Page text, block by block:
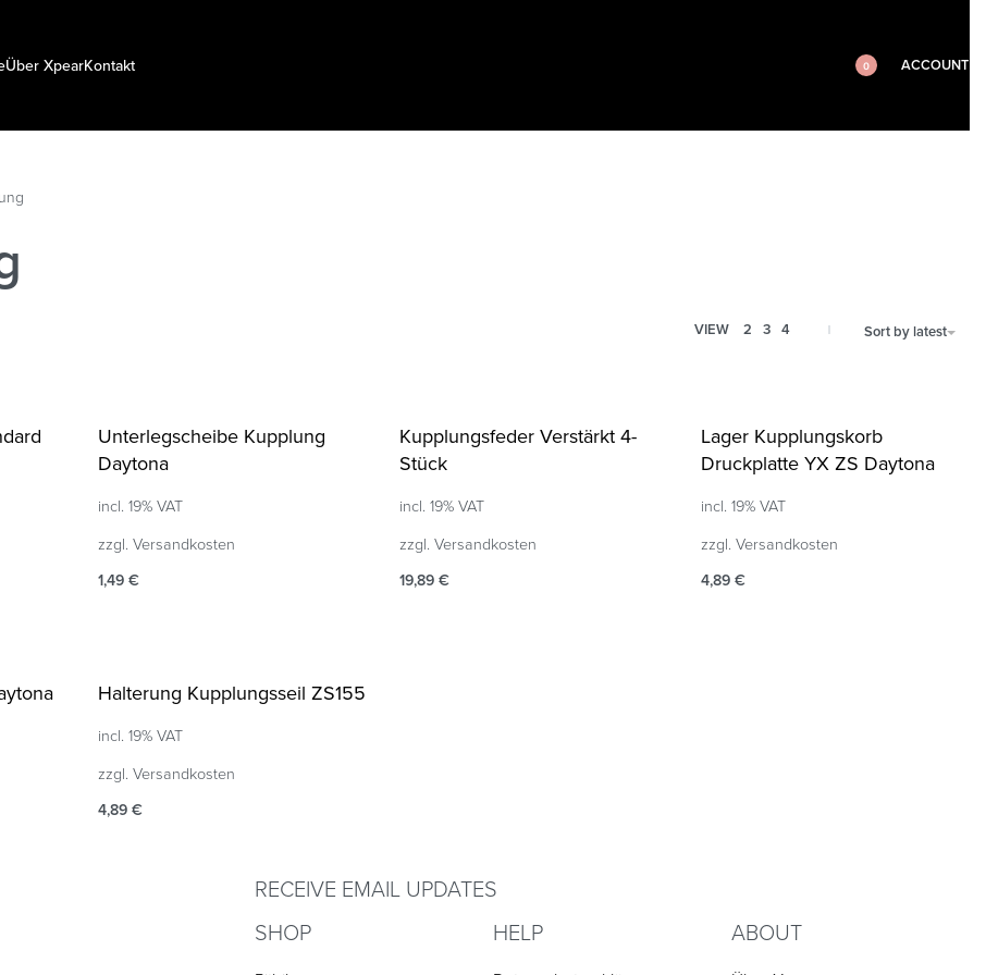
Über XpearKontakt 0 ACCOUNT
VIEW 2 3 4 Sort by latest
Unterlegscheibe Kupplung
Daytona
incl. 19% VAT
zzgl.Versandkosten
1,49€
Kupplungsfeder Verstärkt 4-
Stück
incl. 19% VAT
zzgl.Versandkosten
19,89€
Lager Kupplungskorb
Druckplatte YX ZS Daytona
incl. 19% VAT
zzgl.Versandkosten
4,89€
Halterung Kupplungsseil ZS155
incl. 19% VAT
zzgl.Versandkosten
4,89€
RECEIVE EMAIL UPDATES
SHOP
HELP ABOUT